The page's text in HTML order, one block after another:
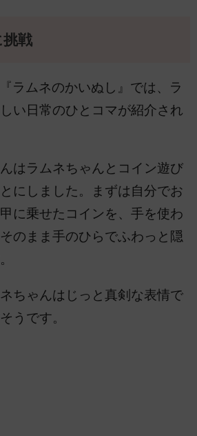
戦
ラムネのかいぬし』では、ラ
い日常のひとコマが紹介され
はラムネちゃんとコイン遊び
にしました。まずは自分でお
に乗せたコインを、手を使わ
のまま手のひらでふわっと隠
ちゃんはじっと真剣な表情で
うです。